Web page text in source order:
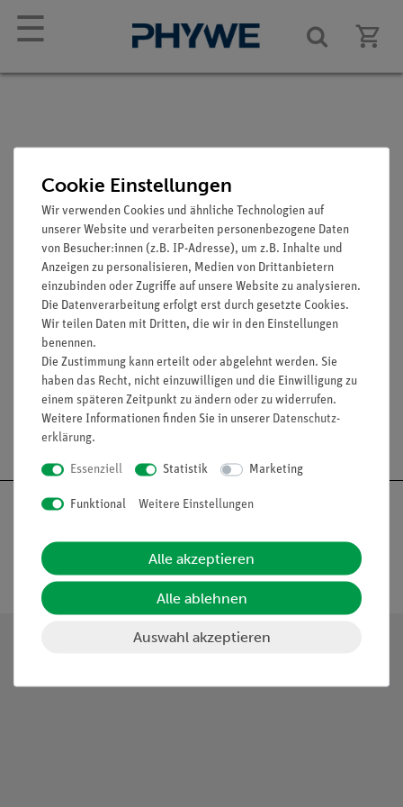
☰
Störlichttubus für LED,
Di = 8 mm, l = 40 mm
Artikel-Nr.: 09852-01
Nach oben
Cookie Einstellungen
Wir verwenden Cookies und ähnliche Technologien auf
unserer Website und verarbeiten personenbezogene Daten
von Besucher:innen (z.B. IP-Adresse), um z.B. Inhalte und
Anzeigen zu personalisieren, Medien von Drittanbietern
einzubinden oder Zugriffe auf unsere Website zu analysieren.
Die Datenverarbeitung erfolgt erst durch gesetzte Cookies.
Wir teilen Daten mit Dritten, die wir in den Einstellungen
benennen.
Die Zustimmung kann erteilt oder abgelehnt werden. Sie
haben das Recht, nicht einzuwilligen und die Einwilligung zu
einem späteren Zeitpunkt zu ändern oder zu widerrufen.
Weitere Informationen finden Sie in unserer Daten­schutz­
erklärung.
Essenziell Statistik Marketing
Funktional Weitere Einstellungen
Alle akzeptieren
Alle ablehnen
Auswahl akzeptieren